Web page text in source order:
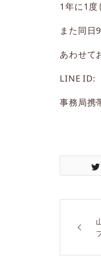
1年に1度
また同日
あわせて
LINE
事務局